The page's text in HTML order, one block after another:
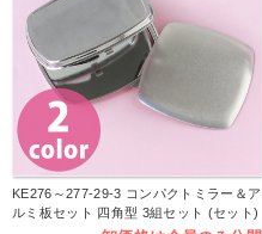
KE276～277-29-3 コンパクトミラー＆ア
ルミ板セット 四角型 3組セット (セット)